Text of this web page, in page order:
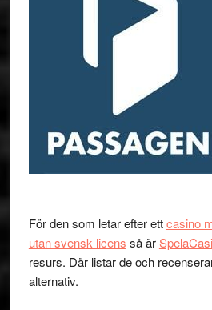
För den som letar efter ettcasino
utan svensk licens så är
resurs. Där listar de och
alternativ.